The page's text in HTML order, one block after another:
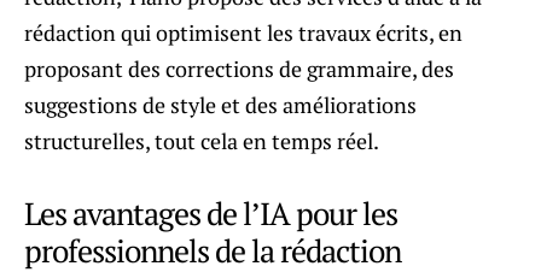
rédaction qui optimisent les travaux écrits, en
proposant des corrections de grammaire, des
suggestions de style et des améliorations
structurelles, tout cela en temps réel.
Les avantages de l’IA pour les
professionnels de la rédaction